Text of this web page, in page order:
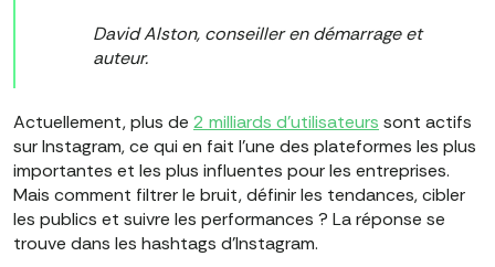
David Alston, conseiller en démarrage et
auteur.
Actuellement, plus de 2 milliards d'utilisateurs sont actifs
sur Instagram, ce qui en fait l'une des plateformes les plus
importantes et les plus influentes pour les entreprises.
Mais comment filtrer le bruit, définir les tendances, cibler
les publics et suivre les performances ? La réponse se
trouve dans les hashtags d'Instagram.